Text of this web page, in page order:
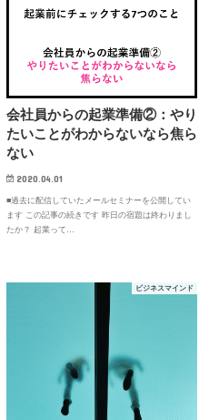
会社員からの起業準備②：やり
たいことがわからないなら焦ら
ない
2020.04.01
■過去に配信していたメールセミナーを公開してい
ます この記事の続きです 昨日の宿題は終わりまし
たか？ 起業って…
ビジネスマインド